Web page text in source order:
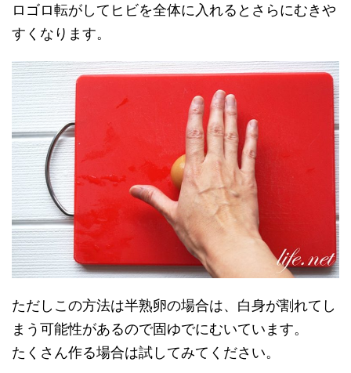
ロゴロ転がしてヒビを全体に入れるとさらにむきや
すくなります。
ただしこの方法は半熟卵の場合は、白身が割れてし
まう可能性があるので固ゆでにむいています。
たくさん作る場合は試してみてください。